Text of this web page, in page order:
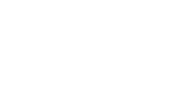
qualité, d'où une sécrétion de
prolifération de la muqueuse de
une hémorragie abondante.
prise de sang (pour doser les
précision sur l'existence et la